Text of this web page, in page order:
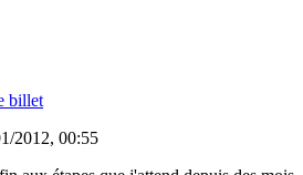
billet
2012, 00:55